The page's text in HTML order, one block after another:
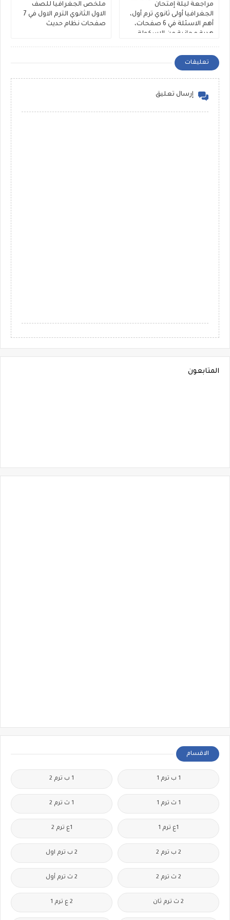
مراجعة ليلة إمتحان
الجغرافيا أولى ثانوي ترم أول،
أهم الاسئلة في 6 صفحات،
هدية مجانية من الاسكولة
ملخص الجغرافيا للصف
الاول الثانوي الترم الاول في 7
صفحات نظام حديث
تعليقات
إرسال تعليق
المتابعون
الاقسام
1 ب ترم 1 1 ب ترم 2
1 ث ترم 1 1 ث ترم 2
1ع ترم 1 1ع ترم 2
2 ب ترم 2 2 ب ترم اول
2 ث ترم 2 2 ث ترم أول
2 ث ترم ثان 2 ع ترم 1